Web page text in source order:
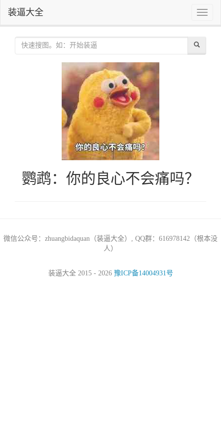
Toggle
装逼大全
鹦鹉：你的良心不会痛吗？
微信公众号：zhuangbidaquan（装逼大全）, QQ群：616978142（根本没
人）
装逼大全 2015 - 2026 豫ICP备14004931号